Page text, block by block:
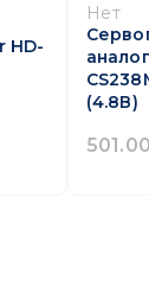
HD-
Нет
(4.8В)